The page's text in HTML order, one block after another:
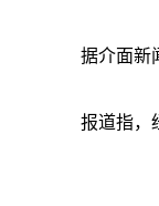
据介面新
报道指，